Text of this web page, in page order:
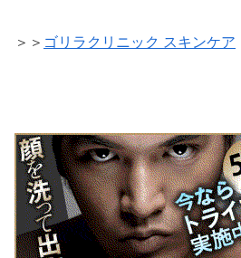
＞＞ ゴリラクリニック スキンケア